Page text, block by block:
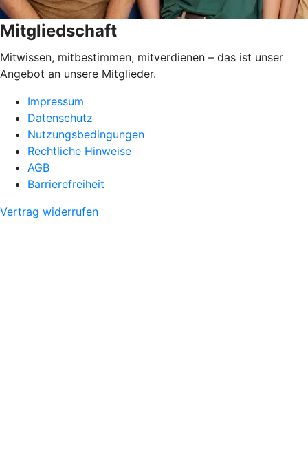
Mitgliedschaft
Mitwissen, mitbestimmen, mitverdienen – das ist unser
Angebot an unsere Mitglieder.
Impressum
Datenschutz
Nutzungsbedingungen
Rechtliche Hinweise
AGB
Barrierefreiheit
Vertrag widerrufen